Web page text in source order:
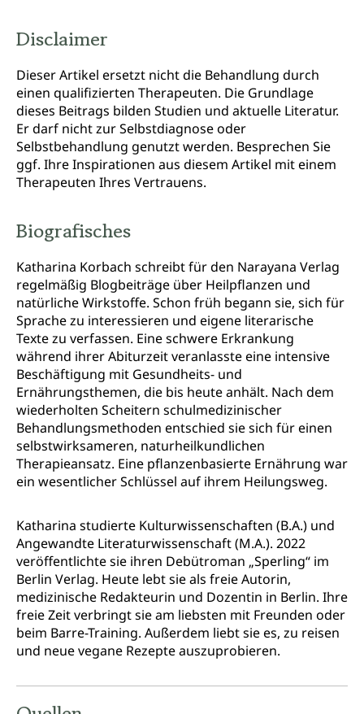
Disclaimer
Dieser Artikel ersetzt nicht die Behandlung durch
einen qualifizierten Therapeuten. Die Grundlage
dieses Beitrags bilden Studien und aktuelle Literatur.
Er darf nicht zur Selbstdiagnose oder
Selbstbehandlung genutzt werden. Besprechen Sie
ggf. Ihre Inspirationen aus diesem Artikel mit einem
Therapeuten Ihres Vertrauens.
Biografisches
Katharina Korbach schreibt für den Narayana Verlag
regelmäßig Blogbeiträge über Heilpflanzen und
natürliche Wirkstoffe. Schon früh begann sie, sich für
Sprache zu interessieren und eigene literarische
Texte zu verfassen. Eine schwere Erkrankung
während ihrer Abiturzeit veranlasste eine intensive
Beschäftigung mit Gesundheits- und
Ernährungsthemen, die bis heute anhält. Nach dem
wiederholten Scheitern schulmedizinischer
Behandlungsmethoden entschied sie sich für einen
selbstwirksameren, naturheilkundlichen
Therapieansatz. Eine pflanzenbasierte Ernährung war
ein wesentlicher Schlüssel auf ihrem Heilungsweg.
Katharina studierte Kulturwissenschaften (B.A.) und
Angewandte Literaturwissenschaft (M.A.). 2022
veröffentlichte sie ihren Debütroman „Sperling“ im
Berlin Verlag. Heute lebt sie als freie Autorin,
medizinische Redakteurin und Dozentin in Berlin. Ihre
freie Zeit verbringt sie am liebsten mit Freunden oder
beim Barre-Training. Außerdem liebt sie es, zu reisen
und neue vegane Rezepte auszuprobieren.